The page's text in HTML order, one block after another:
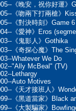
《晚安，祝你好運》
《吻兩下打兩槍》
《對決時刻》Game 6
《愛神》Eros
《鬼影人》Gothika
《奇探心魔》The
Whatever We Do
"Ally McBeal" (TV)
Lethargy
Auto Motives
《天才接班人》
《黑道當家》Black
《大製騙家》